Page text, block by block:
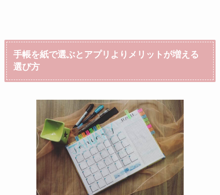
手帳を紙で選ぶとアプリよりメリットが増える
選び方